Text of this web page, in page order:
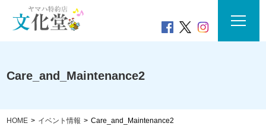
Care_and_Maintenance2
HOME イベント情報 Care_and_Maintenance2